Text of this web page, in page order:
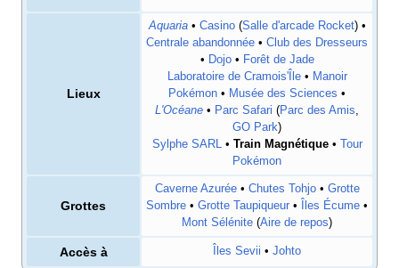
Lieux
Aquaria• Casino(Salle d'arcade Rocket) •
Centrale abandonnée • Club des Dresseurs
• Dojo• Forêt de Jade
Laboratoire de Cramois'Île• Manoir
Pokémon • Musée des Sciences •
L'Océane • Parc Safari (Parc des Amis,
GO Park)
Sylphe SARL• Train Magnétique•
Tour
Pokémon
Grottes
Caverne Azurée• Chutes Tohjo• Grotte
Sombre • Grotte Taupiqueur • Îles Écume •
Mont Sélénite (Aire de repos)
Accès à Îles Sevii • Johto